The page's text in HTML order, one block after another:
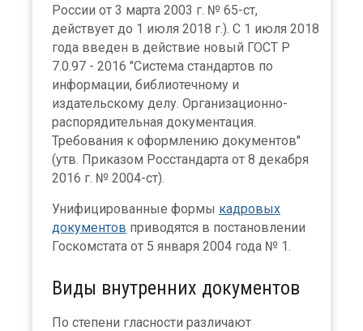
России от 3 марта 2003 г. № 65-ст,
действует до 1 июля 2018 г.). С 1 июля 2018
года введен в действие новый ГОСТ Р
7.0.97 - 2016 "Система стандартов по
информации, библиотечному и
издательскому делу. Организационно-
распорядительная документация.
Требования к оформлению документов"
(утв. Приказом Росстандарта от 8 декабря
2016 г. № 2004-ст).
Унифицированные формы кадровых
документов приводятся в постановлении
Госкомстата от 5 января 2004 года № 1.
Виды внутренних документов
По степени гласности различают